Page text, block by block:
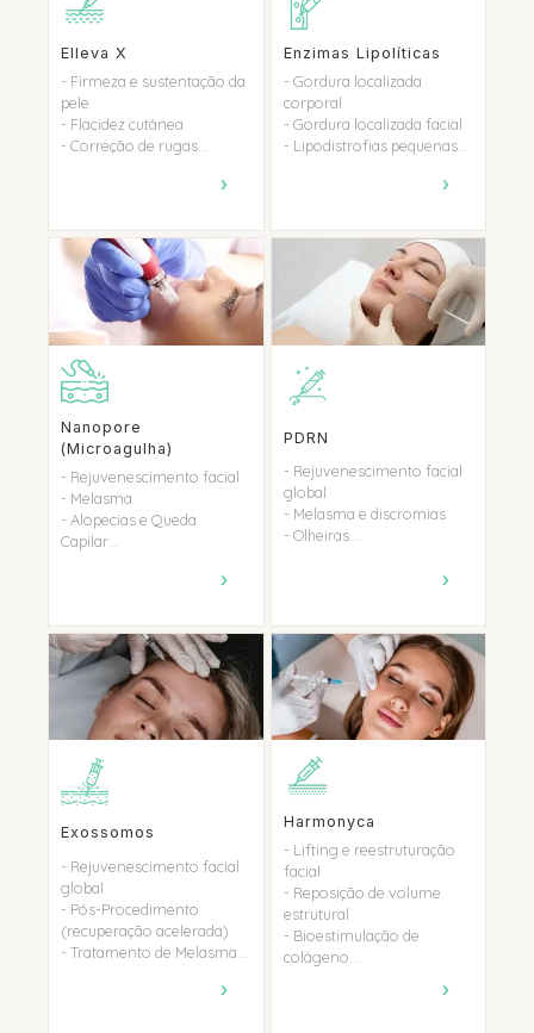
Elleva X
- Firmeza e sustentação da
pele
- Flacidez cutânea
- Correção de rugas...
›
Enzimas Lipolíticas
- Gordura localizada
corporal
- Gordura localizada facial
- Lipodistrofias pequenas...
›
Nanopore
(Microagulha)
- Rejuvenescimento facial
- Melasma
- Alopecias e Queda
Capilar...
›
PDRN
- Rejuvenescimento facial
global
- Melasma e discromias
- Olheiras...
›
Exossomos
- Rejuvenescimento facial
global
- Pós-Procedimento
(recuperação acelerada)
- Tratamento de Melasma...
›
Harmonyca
- Lifting e reestruturação
facial
- Reposição de volume
estrutural
- Bioestimulação de
colágeno...
›